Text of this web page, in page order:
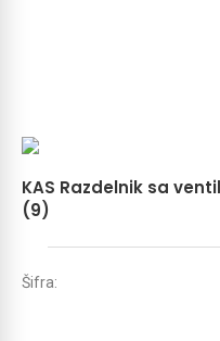
KAS Razdelnik sa
(9)
Šifra: